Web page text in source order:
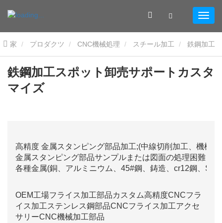
家 プロダクツ CNC機械処理 スチール加工
スポット卸売サポートカスタマイズ
鉄鋼加工スポット卸売サポートカスタ
マイズ
高精度 金属スタンピング部品加工;(中線切削加工、機械
金属スタンピング部品サンプルまたは図面の処理困難さ
各種金属(銅、アルミニウム、45#鋼、鋳造、cr12鋼、
OEM工場フライス加工部品カスタム高精度CNCフラ
イス加工ステンレス鋼部品CNCフライス加工アクセ
サリーCNC機械加工部品